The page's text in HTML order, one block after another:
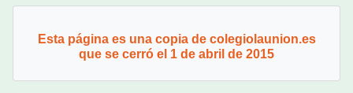
Esta página es una copia de colegiolaunion.es
que se cerró el 1 de abril de 2015